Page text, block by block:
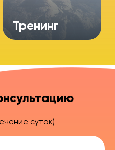
Тренинг
суток)